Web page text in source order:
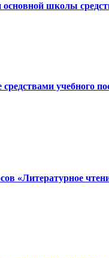
основной школы
средствами
«Литературное